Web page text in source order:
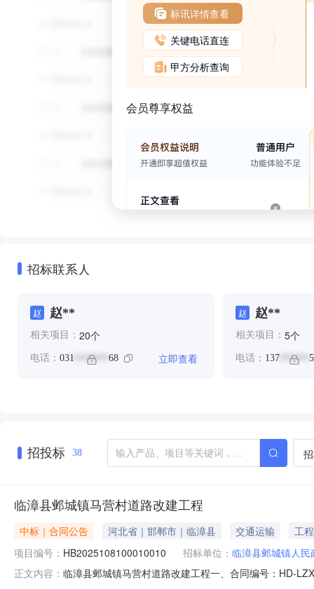
标讯详情查看
关键电话直连
甲方分析查询
会员尊享权益
招标联系人
赵 赵**
相关项目： 20个
电话： 031 ******* 68 立即查看
赵 赵**
相关项目： 5个
电话： 137 ******
招投标 38
临漳县邺城镇马营村道路改建工程
中标｜合同公告 河北省｜邯郸市｜临漳县 交通运输
工程
项目编号： HB2025108100010010 招标单位： 临漳县邺城镇人民
正文内容： 临漳县邺城镇马营村道路改建工程一、合同编号：HD-